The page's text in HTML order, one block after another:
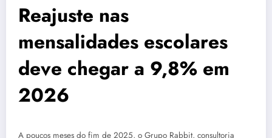
Reajuste nas
mensalidades escolares
deve chegar a 9,8% em
2026
A poucos meses do fim de 2025, o Grupo Rabbit, consultoria